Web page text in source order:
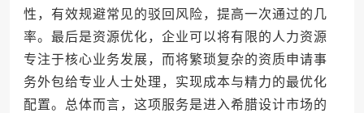
性，有效规避常见的驳回风险，提高一次通过的几
率。最后是资源优化，企业可以将有限的人力资源
专注于核心业务发展，而将繁琐复杂的资质申请事
务外包给专业人士处理，实现成本与精力的最优化
配置。总体而言，这项服务是进入希腊设计市场的